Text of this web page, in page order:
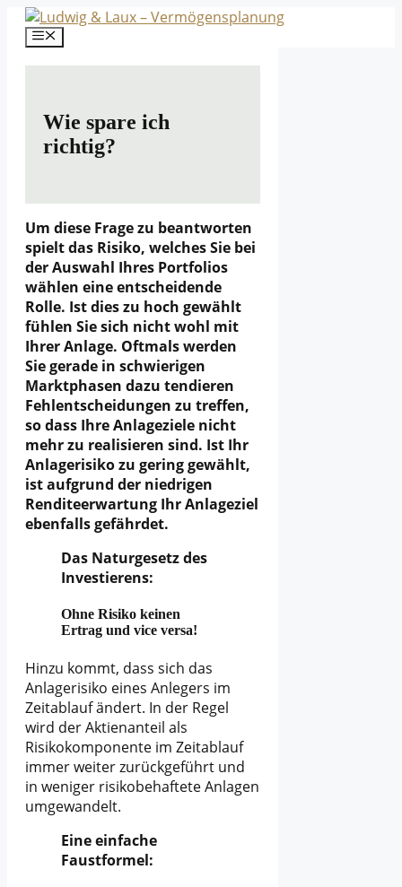
Zum
Inhalt
Menü
Wie spare ich
richtig?
Um diese Frage zu beantworten
spielt das Risiko, welches Sie bei
der Auswahl Ihres Portfolios
wählen eine entscheidende
Rolle. Ist dies zu hoch gewählt
fühlen Sie sich nicht wohl mit
Ihrer Anlage. Oftmals werden
Sie gerade in schwierigen
Marktphasen dazu tendieren
Fehlentscheidungen zu treffen,
so dass Ihre Anlageziele nicht
mehr zu realisieren sind. Ist Ihr
Anlagerisiko zu gering gewählt,
ist aufgrund der niedrigen
Renditeerwartung Ihr Anlageziel
ebenfalls gefährdet.
Das Naturgesetz des
Investierens:
Ohne Risiko keinen
Ertrag und vice versa!
Hinzu kommt, dass sich das
Anlagerisiko eines Anlegers im
Zeitablauf ändert. In der Regel
wird der Aktienanteil als
Risikokomponente im Zeitablauf
immer weiter zurückgeführt und
in weniger risikobehaftete Anlagen
umgewandelt.
Eine einfache
Faustformel: